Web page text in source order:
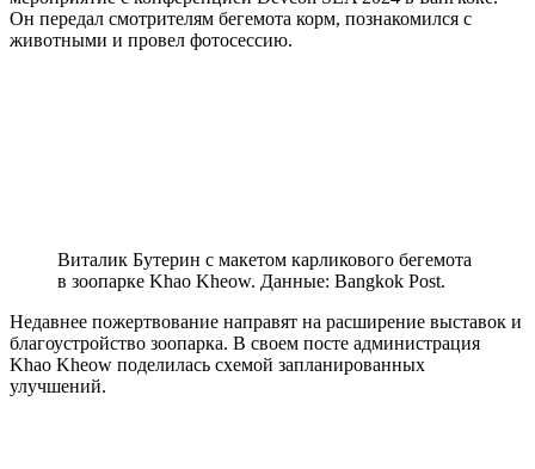
Он передал смотрителям бегемота корм, познакомился с
животными и провел фотосессию.
Виталик Бутерин с макетом карликового бегемота
в зоопарке Khao Kheow. Данные: Bangkok Post.
Недавнее пожертвование направят на расширение выставок и
благоустройство зоопарка. В своем посте администрация
Khao Kheow поделилась схемой запланированных
улучшений.